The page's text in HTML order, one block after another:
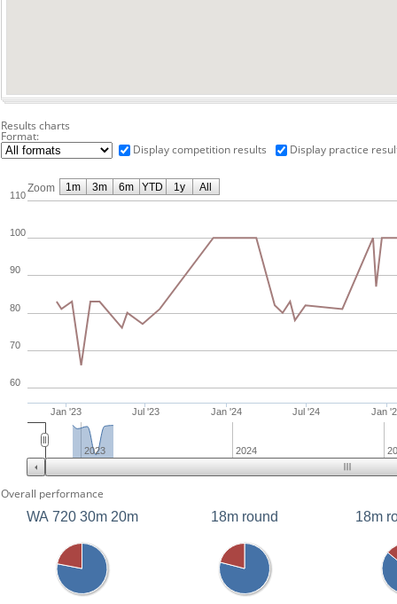
Results charts
Format:
Display competition results
Display practice
Zoom
Jan '23 Jul '23 Jan '24 Jul '24 Jan
60
70
80
90
100
110
2023 2024
1m 3m 6m YTD 1y All
Overall performance
WA 720 30m 20m
18m round 18m